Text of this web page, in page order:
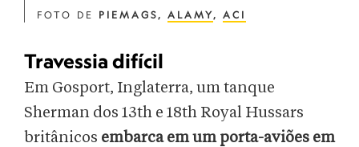
FOTO DE PIEMAGS, ALAMY, ACI
Travessia difícil
Em Gosport, Inglaterra, um tanque
Sherman dos 13th e 18th Royal Hussars
britânicos embarca em um porta-aviões em